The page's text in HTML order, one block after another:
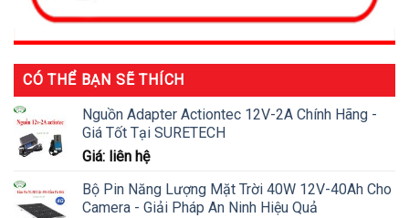
CÓ THỂ BẠN SẼ THÍCH
Nguồn Adapter Actiontec 12V-2A Chính Hãng -
Giá Tốt Tại SURETECH
Giá: liên hệ
Bộ Pin Năng Lượng Mặt Trời 40W 12V-40Ah Cho
Camera - Giải Pháp An Ninh Hiệu Quả